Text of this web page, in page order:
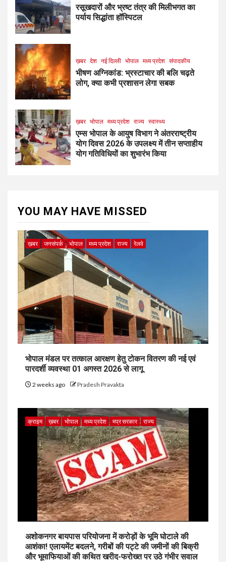
रसूखदारों और भ्रष्ट तंत्र की मिलीभगत का
पर्याय सिद्धांता हॉस्पिटल
ख़बर देश नई दिल्ली भोपाल मध्य प्रदेश संपादकीय
भीषण अग्निकांड: भ्रस्टाचार की बलि चढ़ते
लोग, क्या कभी प्रशासन लेगा सबक
ख़बर भोपाल मध्य प्रदेश राज्य स्वास्थ्य
एम्स भोपाल के आयुष विभाग ने अंतरराष्ट्रीय
योग दिवस 2026 के उपलक्ष्य में तीन सप्ताहीय
योग गतिविधियों का शुभारंभ किया
YOU MAY HAVE MISSED
ख़बर जनसंपर्क भोपाल मध्य प्रदेश राज्य रेलवे
भोपाल मंडल पर तत्काल आरक्षण हेतु टोकन वितरण की नई एवं
पारदर्शी व्यवस्था 01 अगस्त 2026 से लागू
2 weeks ago Pradesh Pravakta
क्राइम ख़बर भोपाल मध्य प्रदेश मप्र सरकार राज्य
अशोकनगर बायपास परियोजना में करोड़ों के भूमि घोटाले की
आशंका! एलायमेंट बदलने, गरीबों की पट्टे की जमीनों की बिक्री
और भूमाफियाओं की कथित खरीद-फरोख्त पर उठे गंभीर सवाल